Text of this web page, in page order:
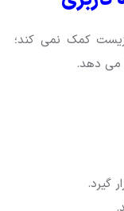
کمک نمی کند؛
می دهد.
گیرد.